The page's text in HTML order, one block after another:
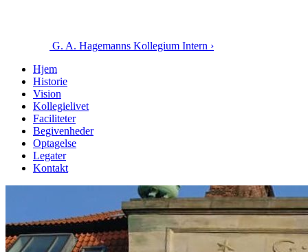
G. A. Hagemanns Kollegium Intern ›
Hjem
Historie
Vision
Kollegielivet
Faciliteter
Begivenheder
Optagelse
Legater
Kontakt